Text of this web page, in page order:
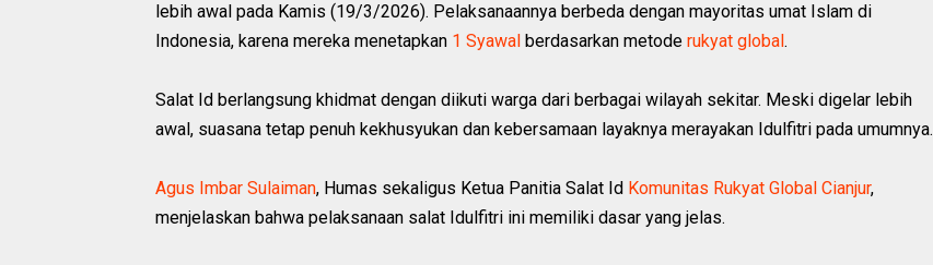
lebih awal pada Kamis (19/3/2026). Pelaksanaannya berbeda dengan mayoritas umat Islam di
Indonesia, karena mereka menetapkan 1 Syawal berdasarkan metode rukyat global.
Salat Id berlangsung khidmat dengan diikuti warga dari berbagai wilayah sekitar. Meski digelar lebih
awal, suasana tetap penuh kekhusyukan dan kebersamaan layaknya merayakan Idulfitri pada umumnya.
Agus Imbar Sulaiman, Humas sekaligus Ketua Panitia Salat Id Komunitas Rukyat Global Cianjur,
menjelaskan bahwa pelaksanaan salat Idulfitri ini memiliki dasar yang jelas.